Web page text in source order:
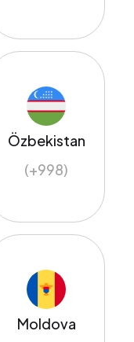
Özbekistan
(+998)
Moldova